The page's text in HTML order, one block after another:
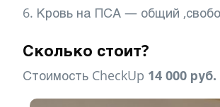
Кровь на ПСА — общий
Сколько стоит?
Стоимость CheckUp 14 000 руб.